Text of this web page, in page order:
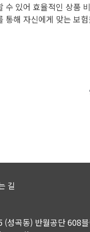
있어 효율적인 상품
해 자신에게 맞는 보
길
성곡동) 반월공단 608